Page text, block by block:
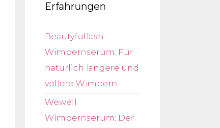
Erfahrungen
Beautyfullash
Wimpernserum: Für
natürlich längere und
vollere Wimpern
Wewell
Wimpernserum: Der